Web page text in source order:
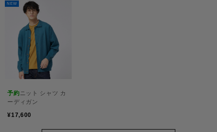
NEW
予約ニット シャツ カ
ーディガン
¥17,600